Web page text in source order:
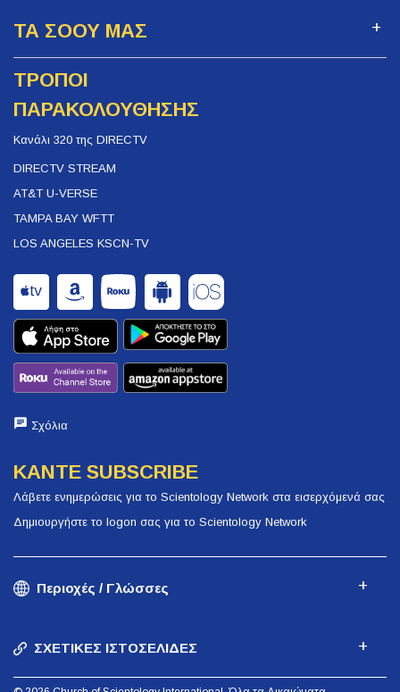
ΤΑ ΣΟΟΥ ΜΑΣ
ΤΡΟΠΟΙ
ΠΑΡΑΚΟΛΟΥΘΗΣΗΣ
Κανάλι 320 της DIRECTV
DIRECTV STREAM
AT&T U-VERSE
TAMPA BAY WFTT
LOS ANGELES KSCN-TV
Σχόλια
ΚΑΝΤΕ SUBSCRIBE
Λάβετε ενημερώσεις για το Scientology Network στα εισερχόμενά σας
Δημιουργήστε το logon σας για το Scientology Network
Περιοχές / Γλώσσες
ΣΧΕΤΙΚΕΣ ΙΣΤΟΣΕΛΙΔΕΣ